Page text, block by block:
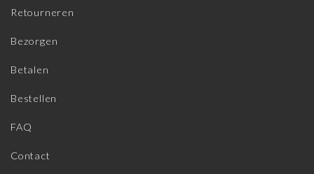
Retourneren
Bezorgen
Betalen
Bestellen
FAQ
Contact